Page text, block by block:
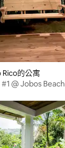
的公寓
@ Jobos Beach